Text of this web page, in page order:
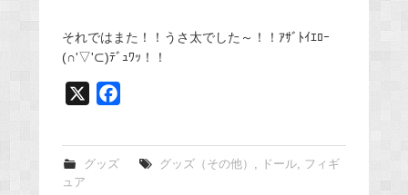
それではまた！！うさ太でした～！！ｱｻﾞﾄｲｴﾛｰ
(∩'▽'⊂)ﾃﾞｭﾜｯ！！
グッズ グッズ（その他） ドール, フィギ
ュア